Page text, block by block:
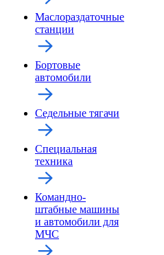
Маслораздаточные
станции
Бортовые
автомобили
Седельные тягачи
Специальная
техника
Командно-
штабные машины
и автомобили для
МЧС